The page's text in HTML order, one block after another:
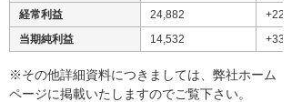
経常利益
24,882
+22.0
当期純利益
14,532 +33.7
※その他詳細資料につきましては、弊社ホーム
ページに掲載いたしますのでご覧下さい。